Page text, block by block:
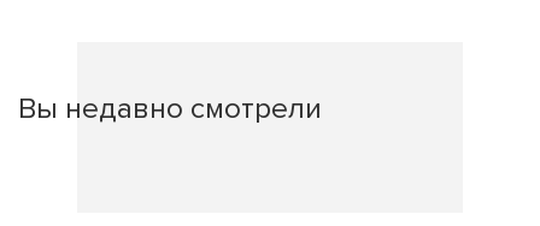
Вы недавно смотрели